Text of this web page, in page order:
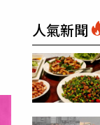
人氣新聞